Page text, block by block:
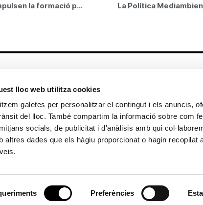
lloc web utilitza cookies
galetes per personalitzar el contingut i els anuncis,
del lloc. També compartim la informació sobre com
socials, de publicitat i d'anàlisis amb qui
altres dades que els hàgiu proporcionat o hagin recopilat
Preferències
Bancaixa i Adeit impulsen la formació pràctica dels titulats universitaris en la Unió Europea
Comunicació
Sol·licitud
d’art
Colecció d’art
Publicacions